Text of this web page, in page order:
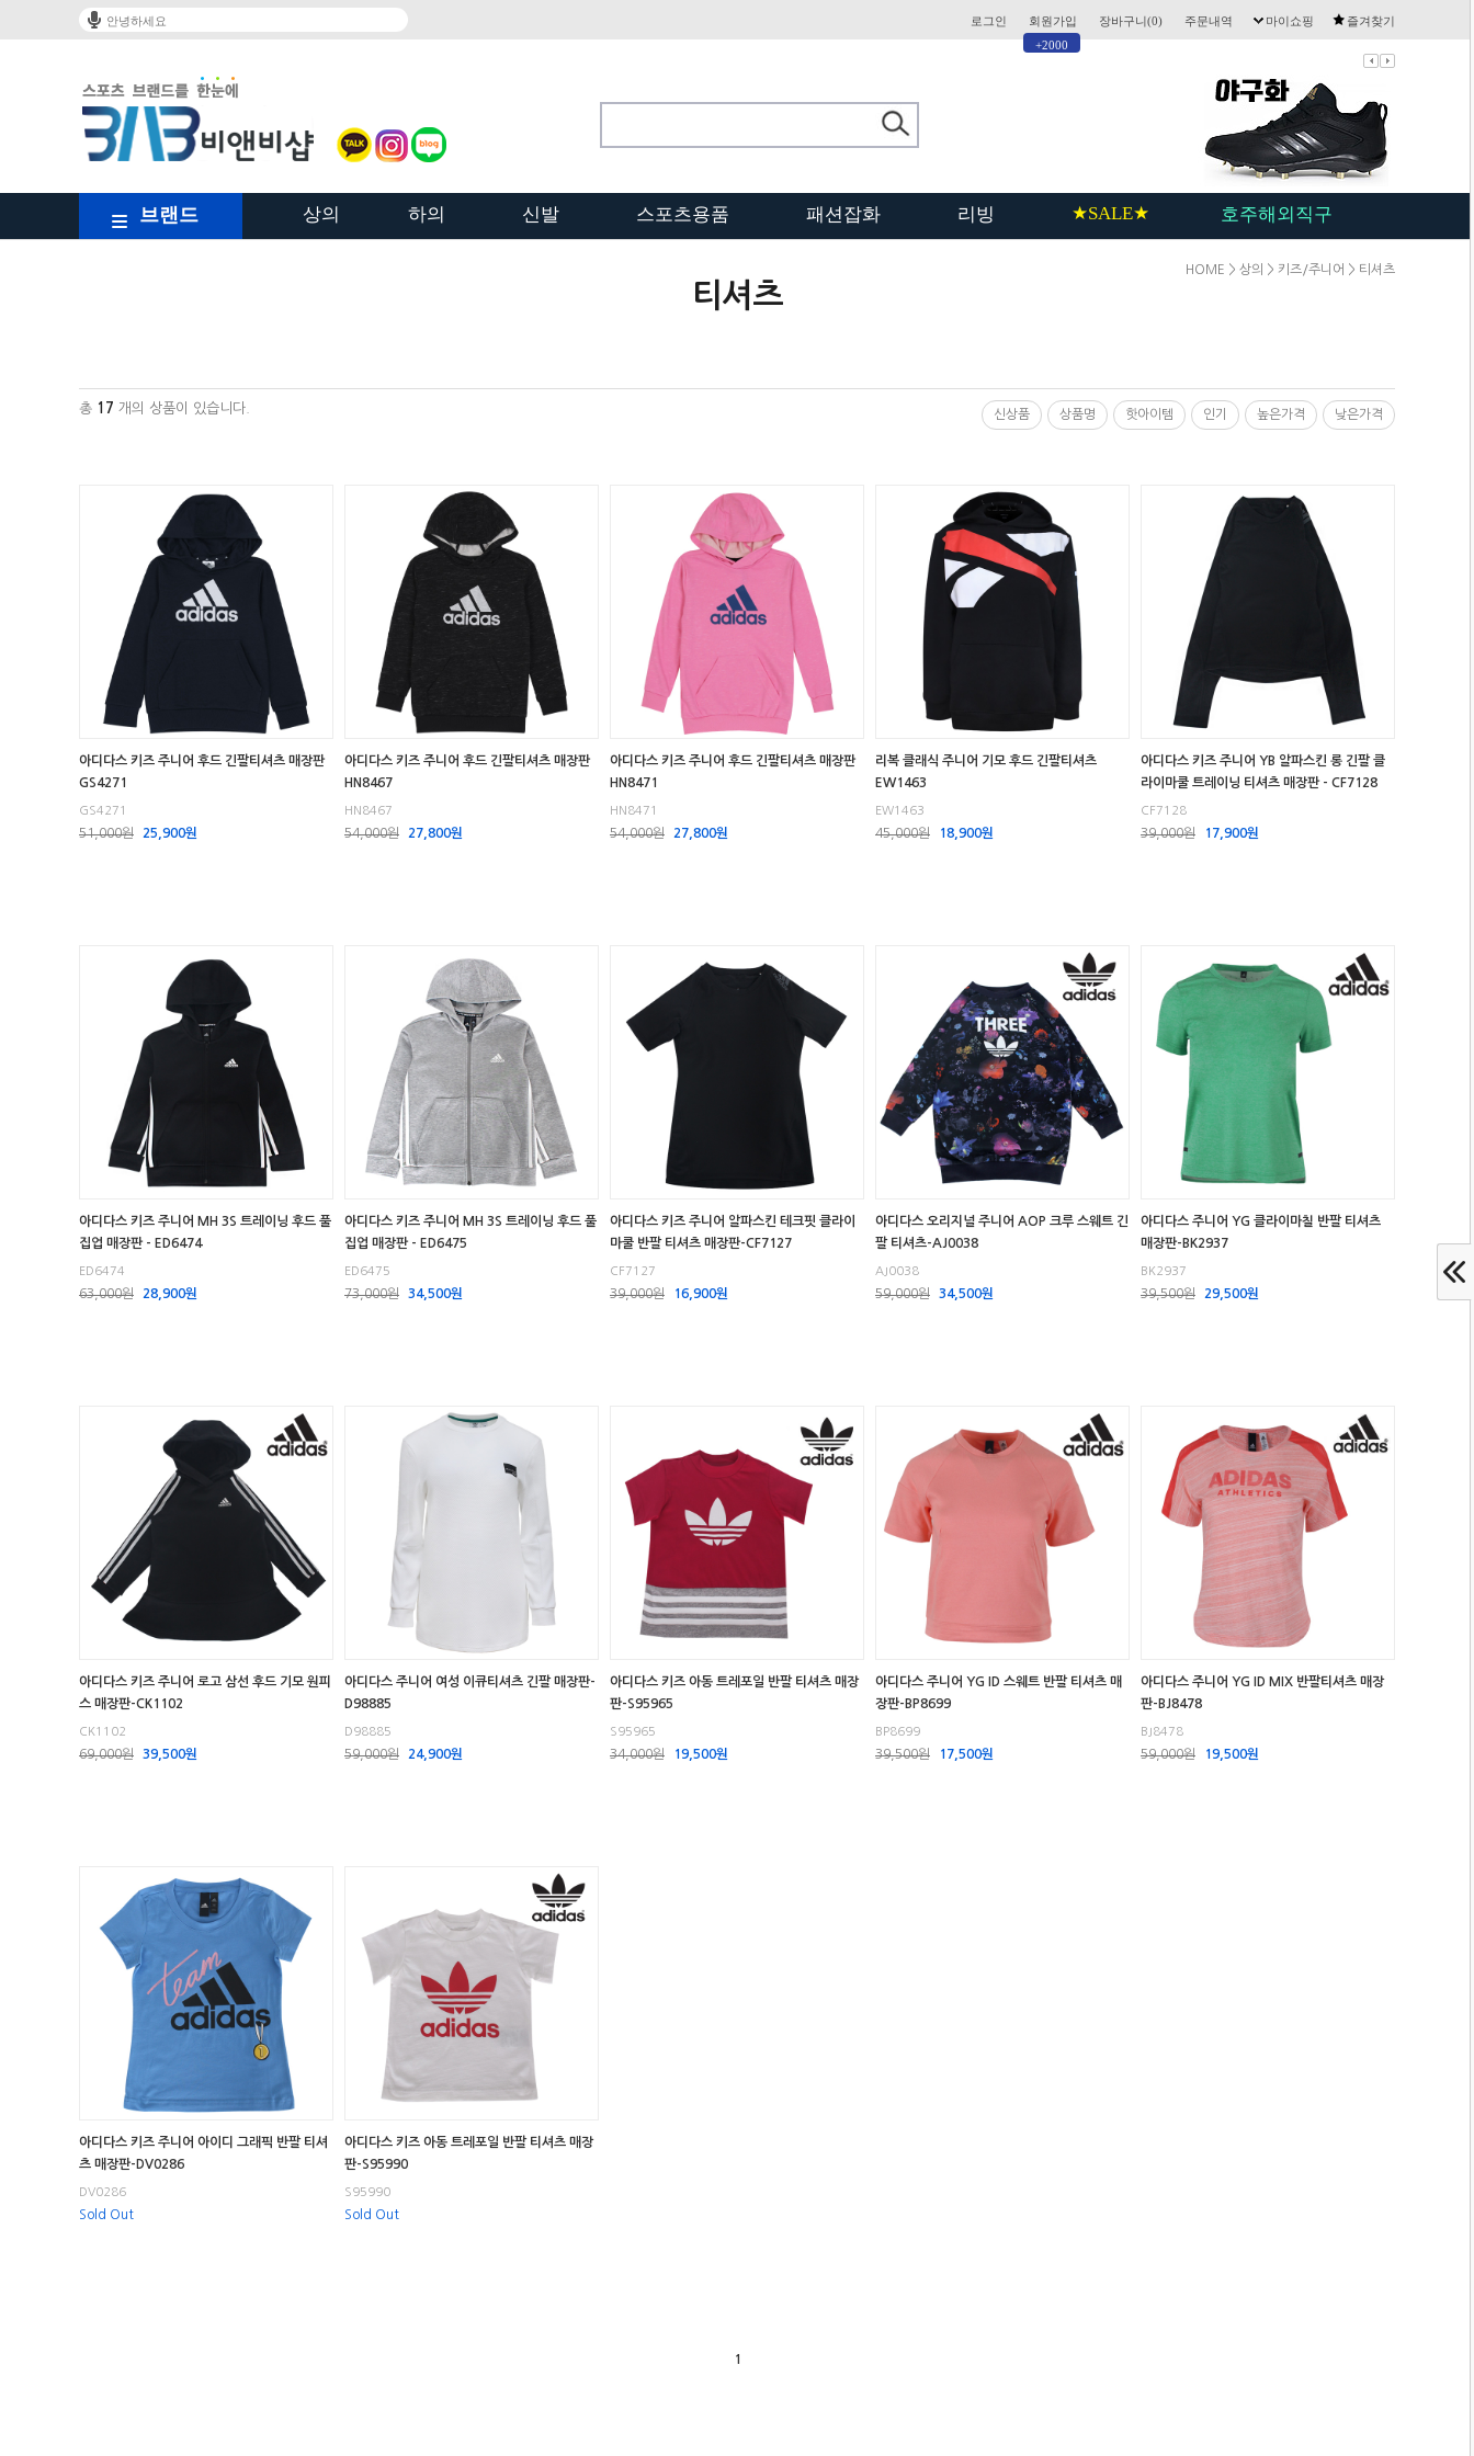
안녕하세요
로그인
+2000
회원가입 장바구니(0) 주문내역 마이쇼핑 즐겨찾기
브랜드 상의 하의 신발 스포츠용품 패션잡화 리빙 ★SALE★ 호주해외직구
HOME > 상의 > 키즈/주니어 > 티셔츠
티셔츠
총 17 개의 상품이 있습니다. 신상품 상품명 핫아이템 인기 높은가격 낮은가격
아디다스 키즈 주니어 후드 긴팔티셔츠 매장판
GS4271
GS4271
51,000원 25,900원
아디다스 키즈 주니어 후드 긴팔티셔츠 매장판
HN8467
HN8467
54,000원 27,800원
아디다스 키즈 주니어 후드 긴팔티셔츠 매장판
HN8471
HN8471
54,000원 27,800원
리복 클래식 주니어 기모 후드 긴팔티셔츠
EW1463
EW1463
45,000원 18,900원
아디다스 키즈 주니어 YB 알파스킨 롱 긴팔 클
라이마쿨 트레이닝 티셔츠 매장판 - CF7128
CF7128
39,000원 17,900원
아디다스 키즈 주니어 MH 3S 트레이닝 후드 풀
집업 매장판 - ED6474
ED6474
63,000원 28,900원
아디다스 키즈 주니어 MH 3S 트레이닝 후드 풀
집업 매장판 - ED6475
ED6475
73,000원 34,500원
아디다스 키즈 주니어 알파스킨 테크핏 클라이
마쿨 반팔 티셔츠 매장판-CF7127
CF7127
39,000원 16,900원
아디다스 오리지널 주니어 AOP 크루 스웨트 긴
팔 티셔츠-AJ0038
AJ0038
59,000원 34,500원
아디다스 주니어 YG 클라이마칠 반팔 티셔츠
매장판-BK2937
BK2937
39,500원 29,500원
아디다스 키즈 주니어 로고 삼선 후드 기모 원피
스 매장판-CK1102
CK1102
69,000원 39,500원
아디다스 주니어 여성 이큐티셔츠 긴팔 매장판-
D98885
D98885
59,000원 24,900원
아디다스 키즈 아동 트레포일 반팔 티셔츠 매장
판-S95965
S95965
34,000원 19,500원
아디다스 주니어 YG ID 스웨트 반팔 티셔츠 매
장판-BP8699
BP8699
39,500원 17,500원
아디다스 주니어 YG ID MIX 반팔티셔츠 매장
판-BJ8478
BJ8478
59,000원 19,500원
아디다스 키즈 주니어 아이디 그래픽 반팔 티셔
츠 매장판-DV0286
DV0286
Sold Out
아디다스 키즈 아동 트레포일 반팔 티셔츠 매장
판-S95990
S95990
Sold Out
1